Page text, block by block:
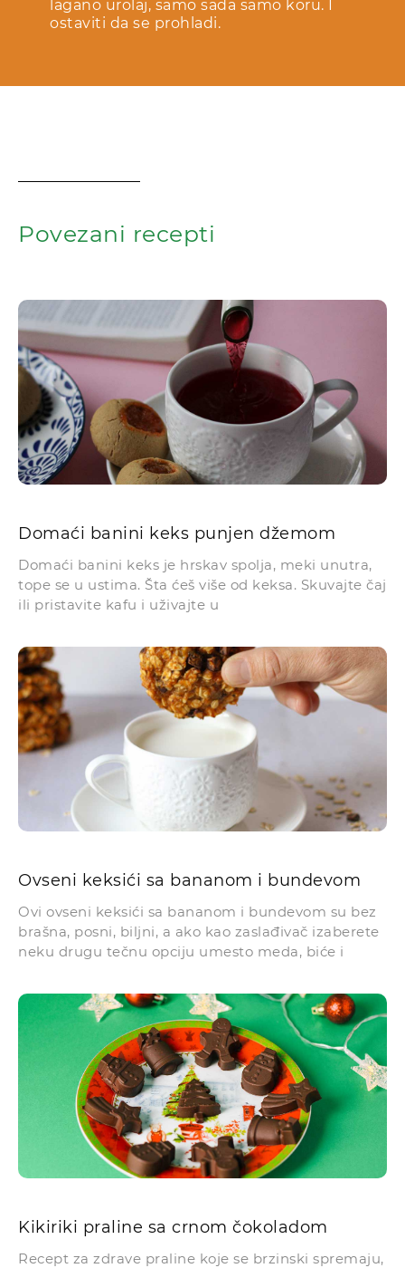
lagano urolaj, samo sada samo koru. I
ostaviti da se prohladi.
Povezani recepti
Domaći banini keks punjen džemom
Domaći banini keks je hrskav spolja, meki unutra,
tope se u ustima. Šta ćeš više od keksa. Skuvajte čaj
ili pristavite kafu i uživajte u
Ovseni keksići sa bananom i bundevom
Ovi ovseni keksići sa bananom i bundevom su bez
brašna, posni, biljni, a ako kao zaslađivač izaberete
neku drugu tečnu opciju umesto meda, biće i
Kikiriki praline sa crnom čokoladom
Recept za zdrave praline koje se brzinski spremaju,